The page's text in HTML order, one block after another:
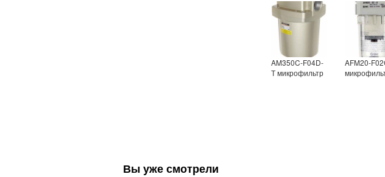
AM350C-F04D-
Т микрофильтр
AFM20-
Вы уже смотрели